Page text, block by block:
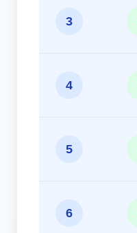
3
4
5
6